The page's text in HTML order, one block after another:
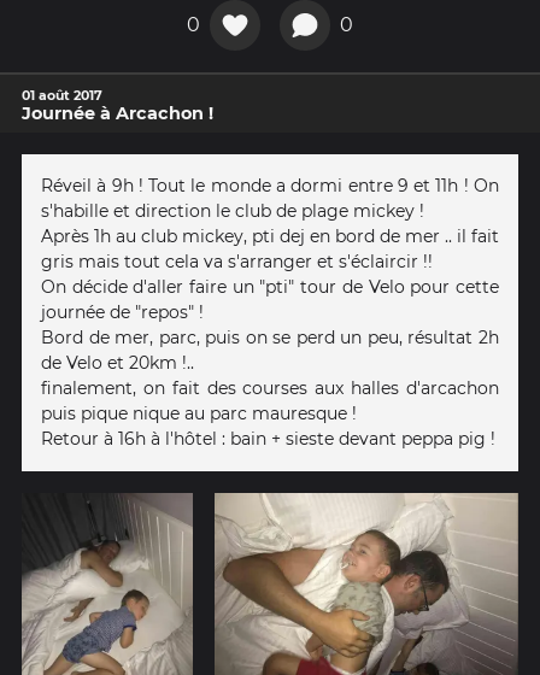
0 0
01 août 2017
Journée à Arcachon !
Réveil à 9h ! Tout le monde a dormi entre 9 et 11h ! On
s'habille et direction le club de plage mickey !
Après 1h au club mickey, pti dej en bord de mer .. il fait
gris mais tout cela va s'arranger et s'éclaircir !!
On décide d'aller faire un "pti" tour de Velo pour cette
journée de "repos" !
Bord de mer, parc, puis on se perd un peu, résultat 2h
de Velo et 20km !..
finalement, on fait des courses aux halles d'arcachon
puis pique nique au parc mauresque !
Retour à 16h à l'hôtel : bain + sieste devant peppa pig !